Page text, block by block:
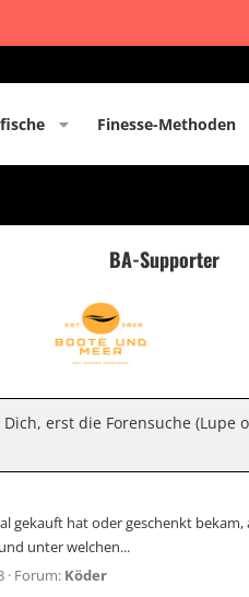
Finesse-Methoden
BA-Supporter
erst die Forensuche
hat oder geschenkt
unter welchen...
Forum: Köder